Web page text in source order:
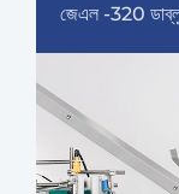
জেএল -320 ডাব্লু